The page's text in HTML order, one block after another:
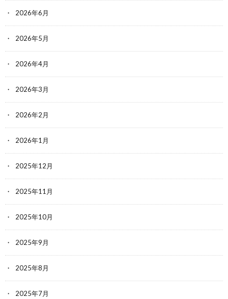
2026年6月
2026年5月
2026年4月
2026年3月
2026年2月
2026年1月
2025年12月
2025年11月
2025年10月
2025年9月
2025年8月
2025年7月